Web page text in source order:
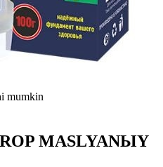
mumkin
MASLYANЫY